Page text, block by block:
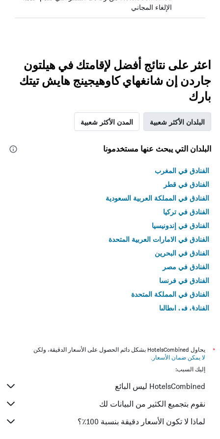
الإلغاء المجاني
اعثر على نتائج أفضل لإقامتك في هيلتون
جاردن إن شانغهاي كاوهيجينج هايش تيتك
بارك
البلدان الأكثر شعبية المدن الأكثر شعبية
البلدان التي يبحث عنها مستخدمونا
الفنادق في المغرب
الفنادق في قطر
الفنادق في المملكة العربية السعودية
الفنادق في تركيا
الفنادق في إندونيسيا
الفنادق في الامارات العربية المتحدة
الفنادق في البحرين
الفنادق في مصر
الفنادق في فرنسا
الفنادق في المملكة المتحدة
الفنادق في إيطاليا
*
يحاول HotelsCombined بشكل دائم الحصول على الأسعار الدقيقة، ولكن
لا يمكن ضمان الأسعار .
إليك السبب:
HotelsCombined ليس البائع
نقوم بتجميع الكثير من البيانات لك
لماذا لا تكون الأسعار دقيقة بنسبة 100٪؟